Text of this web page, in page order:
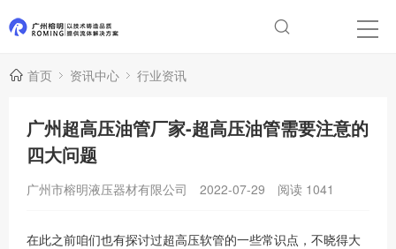
首页 资讯中心 行业资讯
广州超高压油管厂家-超高压油管需要注意的
四大问题
广州市榕明液压器材有限公司 2022-07-29 阅读 1041
在此之前咱们也有探讨过超高压软管的一些常识点，不晓得大